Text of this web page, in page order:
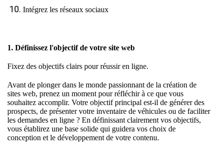
Intégrez les réseaux sociaux
1. Définissez l'objectif de votre site web
Fixez des objectifs clairs pour réussir en ligne.
Avant de plonger dans le monde passionnant de la création de
sites web, prenez un moment pour réfléchir à ce que vous
souhaitez accomplir. Votre objectif principal est-il de générer des
prospects, de présenter votre inventaire de véhicules ou de faciliter
les demandes en ligne ? En définissant clairement vos objectifs,
vous établirez une base solide qui guidera vos choix de
conception et le développement de votre contenu.